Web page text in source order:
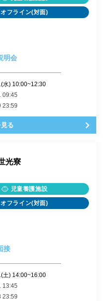
オフライン(対面)
明会
水) 10:00~12:30
09:45
23:59
る
光寮
児童養護施設
オフライン(対面)
接
土) 14:00~16:00
13:45
23:59